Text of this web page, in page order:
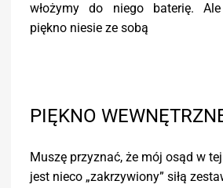
włożymy do niego baterię.
piękno niesie ze sobą
PIĘKNO
Muszę przyznać, że mój osąd w
jest nieco „zakrzywiony” siłą